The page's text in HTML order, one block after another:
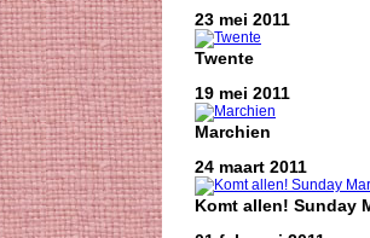
23 mei 2011
Twente
19 mei 2011
Marchien
24 maart 2011
Komt allen! Sunday